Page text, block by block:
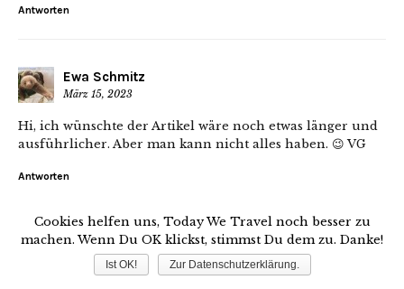
Antworten
Ewa Schmitz
März 15, 2023
Hi, ich wünschte der Artikel wäre noch etwas länger und
ausführlicher. Aber man kann nicht alles haben. 😉 VG
Antworten
Stefan
Mai 21, 2023
Cookies helfen uns, Today We Travel noch besser zu
machen. Wenn Du OK klickst, stimmst Du dem zu. Danke!
Ist OK! Zur Datenschutzerklärung.